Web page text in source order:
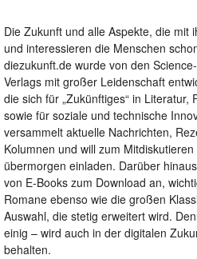
Die Zukunft und alle Aspekte, die mit
und interessieren die Menschen
diezukunft.de wurde von den
Verlags mit großer Leidenschaft
die sich für „Zukünftiges“ in
sowie für soziale und technische
versammelt aktuelle Nachrichten,
Kolumnen und will zum
übermorgen einladen. Darüber
von E-Books zum Download an,
Romane ebenso wie die großen
Auswahl, die stetig erweitert wird.
einig – wird auch in der digitalen
behalten.